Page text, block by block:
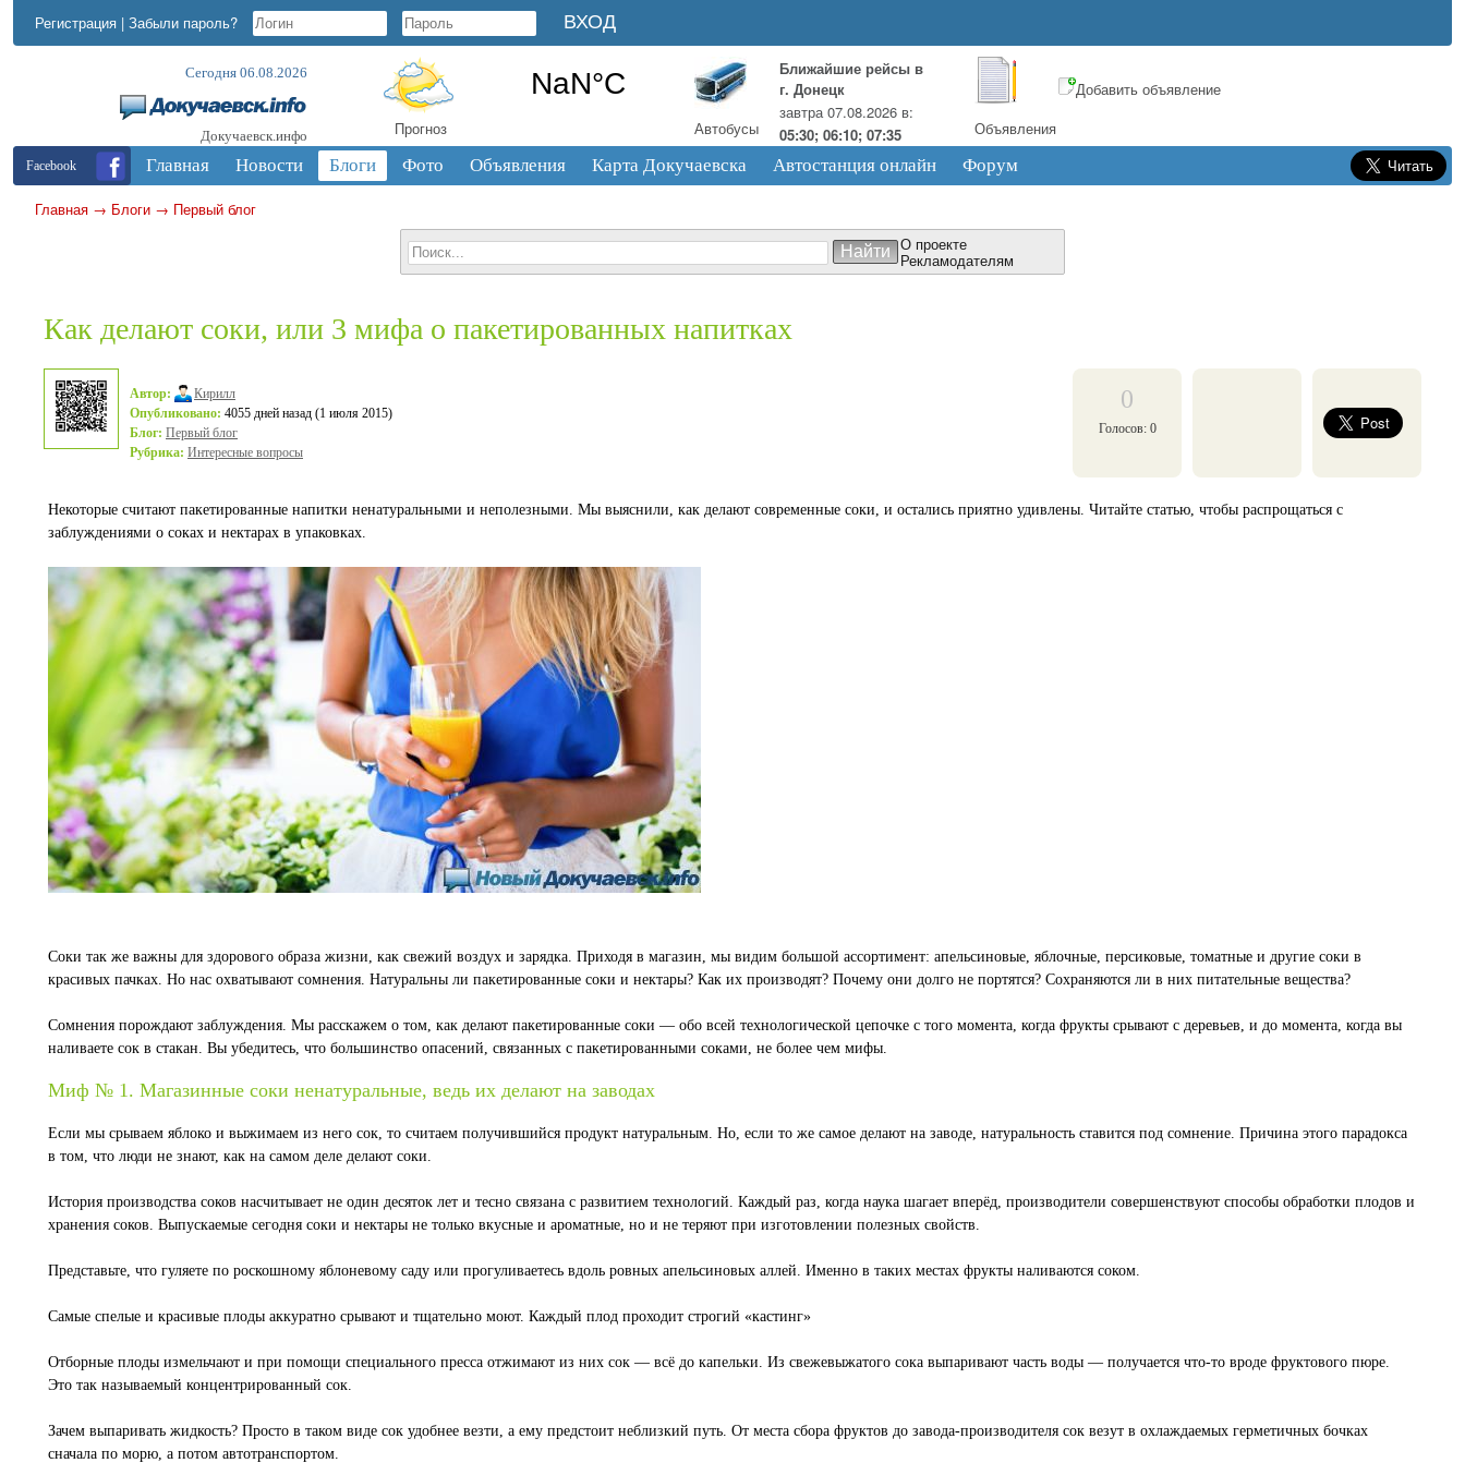
Регистрация | Забыли пароль?
Сегодня 06.08.2026
Докучаевск.инфо Прогноз Автобусы
Ближайшие рейсы в
г. Донецк
завтра 07.08.2026 в:
05:30; 06:10; 07:35
Объявления
Добавить объявление
Facebook Главная Новости Блоги Фото Объявления Карта Докучаевска Автостанция онлайн Форум
Главная → Блоги → Первый блог
О проекте
Рекламодателям
Как делают соки, или 3 мифа о пакетированных напитках
Автор:
Кирилл
Опубликовано: 4055 дней назад (1 июля 2015)
Блог: Первый блог
Рубрика: Интересные вопросы
0
Голосов: 0
Некоторые считают пакетированные напитки ненатуральными и неполезными. Мы выяснили, как делают современные соки, и остались приятно удивлены. Читайте статью, чтобы распрощаться с
заблуждениями о соках и нектарах в упаковках.
Соки так же важны для здорового образа жизни, как свежий воздух и зарядка. Приходя в магазин, мы видим большой ассортимент: апельсиновые, яблочные, персиковые, томатные и другие соки в
красивых пачках. Но нас охватывают сомнения. Натуральны ли пакетированные соки и нектары? Как их производят? Почему они долго не портятся? Сохраняются ли в них питательные вещества?
Сомнения порождают заблуждения. Мы расскажем о том, как делают пакетированные соки — обо всей технологической цепочке с того момента, когда фрукты срывают с деревьев, и до момента, когда вы
наливаете сок в стакан. Вы убедитесь, что большинство опасений, связанных с пакетированными соками, не более чем мифы.
Миф № 1. Магазинные соки ненатуральные, ведь их делают на заводах
Если мы срываем яблоко и выжимаем из него сок, то считаем получившийся продукт натуральным. Но, если то же самое делают на заводе, натуральность ставится под сомнение. Причина этого парадокса
в том, что люди не знают, как на самом деле делают соки.
История производства соков насчитывает не один десяток лет и тесно связана с развитием технологий. Каждый раз, когда наука шагает вперёд, производители совершенствуют способы обработки плодов и
хранения соков. Выпускаемые сегодня соки и нектары не только вкусные и ароматные, но и не теряют при изготовлении полезных свойств.
Представьте, что гуляете по роскошному яблоневому саду или прогуливаетесь вдоль ровных апельсиновых аллей. Именно в таких местах фрукты наливаются соком.
Самые спелые и красивые плоды аккуратно срывают и тщательно моют. Каждый плод проходит строгий «кастинг»
Отборные плоды измельчают и при помощи специального пресса отжимают из них сок — всё до капельки. Из свежевыжатого сока выпаривают часть воды — получается что-то вроде фруктового пюре.
Это так называемый концентрированный сок.
Зачем выпаривать жидкость? Просто в таком виде сок удобнее везти, а ему предстоит неблизкий путь. От места сбора фруктов до завода-производителя сок везут в охлаждаемых герметичных бочках
сначала по морю, а потом автотранспортом.